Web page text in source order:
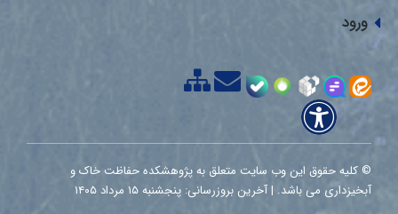
ورود
© کلیه حقوق این وب سایت متعلق به پژوهشکده حفاظت خاک و
آبخیزداری می باشد. | آخرین بروزرسانی: پنجشنبه ۱۵ مرداد ۱۴۰۵